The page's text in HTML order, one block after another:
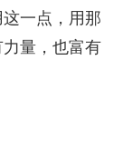
一点，用那
量，也富有